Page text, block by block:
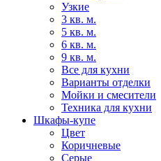
Узкие
3 кв. м.
5 кв. м.
6 кв. м.
9 кв. м.
Все для кухни
Варианты отделки
Мойки и смесители
Техника для кухни
Шкафы-купе
Цвет
Коричневые
Серые